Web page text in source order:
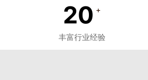
20 +
丰富行业经验